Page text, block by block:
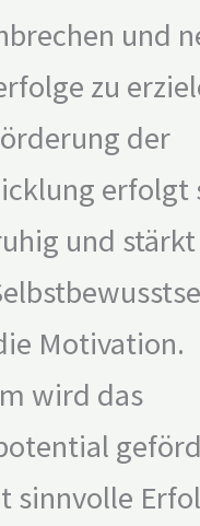
und
zu
der
erfolgt
und stärkt
Motivation.
wird das
sinnvolle